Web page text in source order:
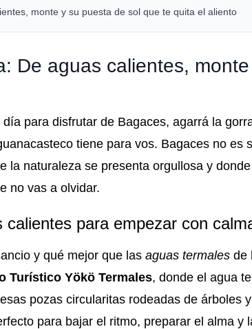
monte y su puesta de sol que te quita el aliento
De aguas calientes,
para disfrutar de Bagaces, agarrá la
tiene para vos. Bagaces no es
la naturaleza se presenta orgullosa y
no vas a olvidar.
calientes para empezar con
y qué mejor que las aguas termales de
Turístico Yökö Termales, donde el agua
pozas circularitas rodeadas de árboles
para bajar el ritmo, preparar el alma y